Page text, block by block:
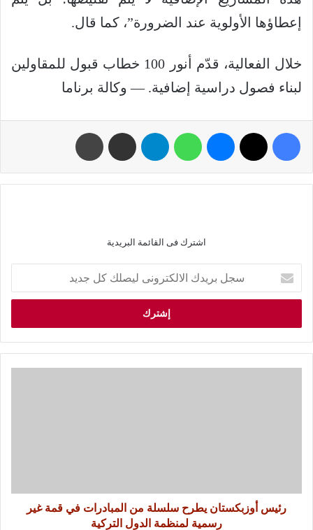
إعطاؤها الأولوية عند الضرورة”، كما قال.
خلال الفعالية، قدّم أنور 100 خطاب قبول للمقاولين
لبناء فصول دراسية إضافية. — وكالة برناما
اشترك فى القائمة البريدية
رئيس أوزبكستان يطرح سلسلة من المبادرات في قمة غير
رسمية لمنظمة الدول التركية